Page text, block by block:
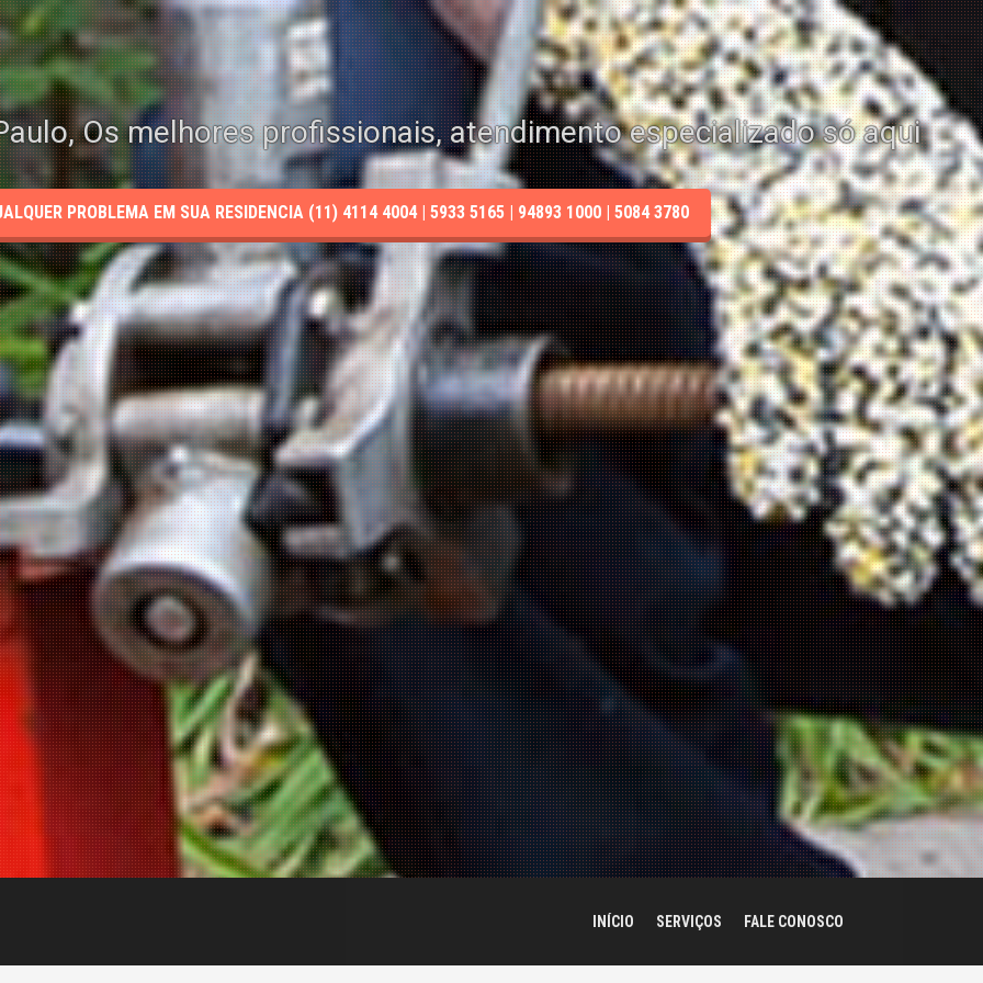
Os melhores profissionais, atendimento especializado só aqui
PROBLEMA EM SUA RESIDENCIA (11) 4114 4004 | 5933 5165 | 94893 1000 | 5084 3780
INÍCIO SERVIÇOS FALE CONOSCO